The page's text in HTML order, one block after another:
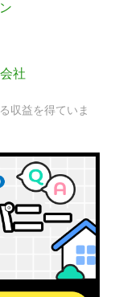
社
収益を得ていま